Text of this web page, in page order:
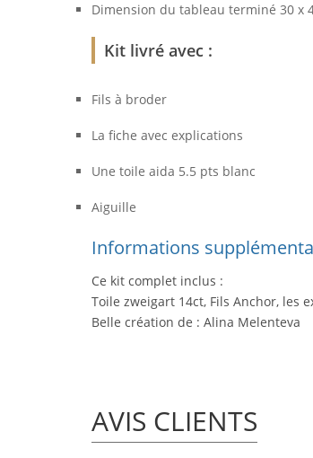
Dimension du tableau terminé 30 x
Kit livré avec :
Fils à broder
La fiche avec explications
Une toile aida 5.5 pts blanc
Aiguille
Informations
Ce kit complet inclus :
Toile zweigart 14ct, Fils Anchor, les
Belle création de : Alina Melenteva
AVIS CLIENTS